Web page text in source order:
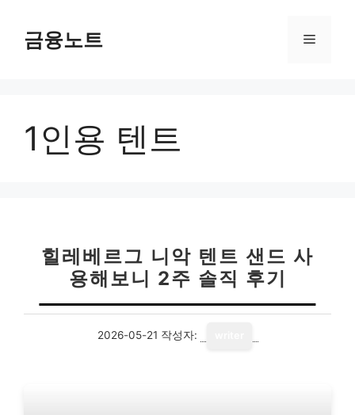
금융노트 메
1인용 텐트
힐레베르그 니악 텐트 샌드 사
용해보니 2주 솔직 후기
2026-05-21 작성자: